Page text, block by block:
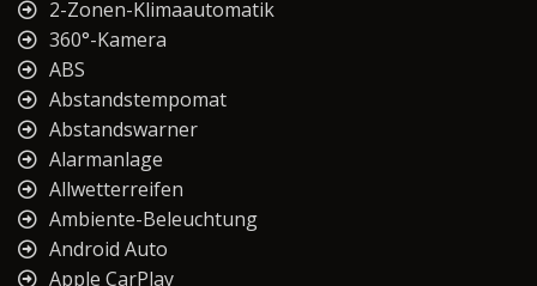
2-Zonen-Klimaautomatik
360°-Kamera
ABS
Abstandstempomat
Abstandswarner
Alarmanlage
Allwetterreifen
Ambiente-Beleuchtung
Android Auto
Apple CarPlay